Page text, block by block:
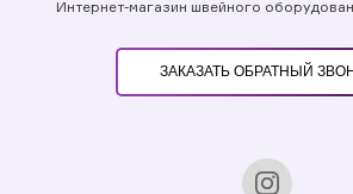
Интернет-магазин швейного
ЗАКАЗАТЬ ОБРАТНЫЙ